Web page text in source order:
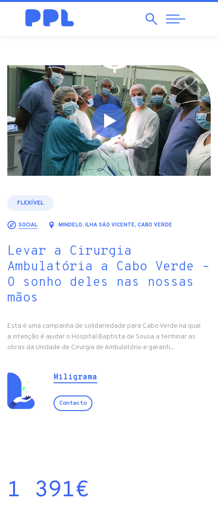
Pesquisar
Abrir
Navegação
FLEXÍVEL
SOCIAL MINDELO, ILHA SÁO VICENTE, CABO VERDE
Levar a Cirurgia
Ambulatória a Cabo Verde –
O sonho deles nas nossas
mãos
Esta é uma campanha de solidariedade para Cabo Verde na qual
a intenção é ajudar o Hospital Baptista de Sousa a terminar as
obras da Unidade de Cirurgia de Ambulatório e garanti...
Miligrama
Contacto
1 391€